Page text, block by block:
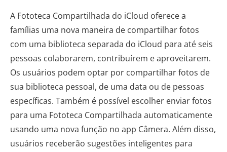
A Fototeca Compartilhada do iCloud oferece a
famílias uma nova maneira de compartilhar fotos
com uma biblioteca separada do iCloud para até seis
pessoas colaborarem, contribuírem e aproveitarem.
Os usuários podem optar por compartilhar fotos de
sua biblioteca pessoal, de uma data ou de pessoas
específicas. Também é possível escolher enviar fotos
para uma Fototeca Compartilhada automaticamente
usando uma nova função no app Câmera. Além disso,
usuários receberão sugestões inteligentes para